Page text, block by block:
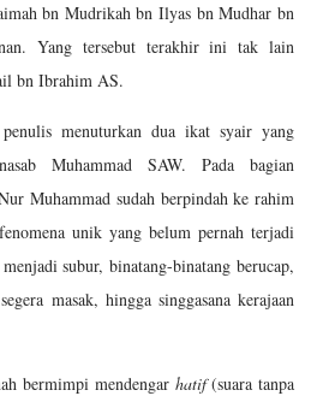
bn Mudrikah bn Ilyas bn Mudhar bn
Yang tersebut terakhir ini tak lain
bn Ibrahim AS.
menuturkan dua ikat syair yang
Muhammad SAW. Pada bagian
Muhammad sudah berpindah ke rahim
unik yang belum pernah terjadi
subur, binatang-binatang berucap,
masak, hingga singgasana kerajaan
bermimpi mendengar hatif(suara tanpa